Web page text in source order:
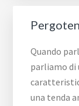
Quando
parliamo di
una tenda